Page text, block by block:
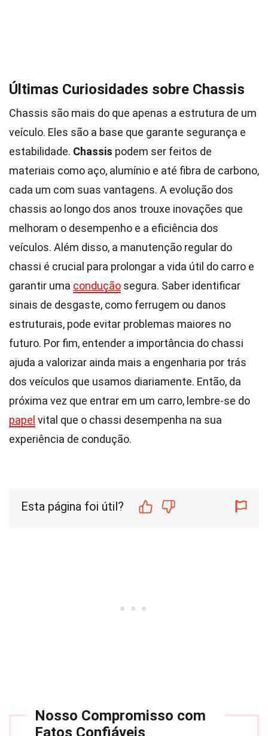
Últimas Curiosidades sobre Chassis
Chassis são mais do que apenas a estrutura de um
veículo. Eles são a base que garante segurança e
estabilidade. Chassis podem ser feitos de
materiais como aço, alumínio e até fibra de carbono,
cada um com suas vantagens. A evolução dos
chassis ao longo dos anos trouxe inovações que
melhoram o desempenho e a eficiência dos
veículos. Além disso, a manutenção regular do
chassi é crucial para prolongar a vida útil do carro e
garantir uma condução segura. Saber identificar
sinais de desgaste, como ferrugem ou danos
estruturais, pode evitar problemas maiores no
futuro. Por fim, entender a importância do chassi
ajuda a valorizar ainda mais a engenharia por trás
dos veículos que usamos diariamente. Então, da
próxima vez que entrar em um carro, lembre-se do
papel vital que o chassi desempenha na sua
experiência de condução.
Esta página foi útil?
Nosso Compromisso com
Fatos Confiáveis